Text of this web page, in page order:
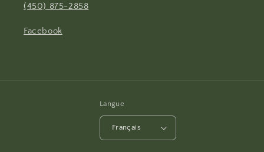
(450) 875-2858
Facebook
Langue
Français